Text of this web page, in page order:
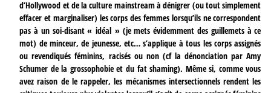
d’Hollywood et de la culture mainstream à dénigrer (ou tout simplement
effacer et marginaliser) les corps des femmes lorsqu’ils ne correspondent
pas à un soi-disant « idéal » (je mets évidemment des guillemets à ce
mot) de minceur, de jeunesse, etc… s’applique à tous les corps assignés
ou revendiqués féminins, racisés ou non (cf la dénonciation par Amy
Schumer de la grossophobie et du fat shaming). Même si, comme vous
avez raison de le rappeler, les mécanismes intersectionnels rendent les